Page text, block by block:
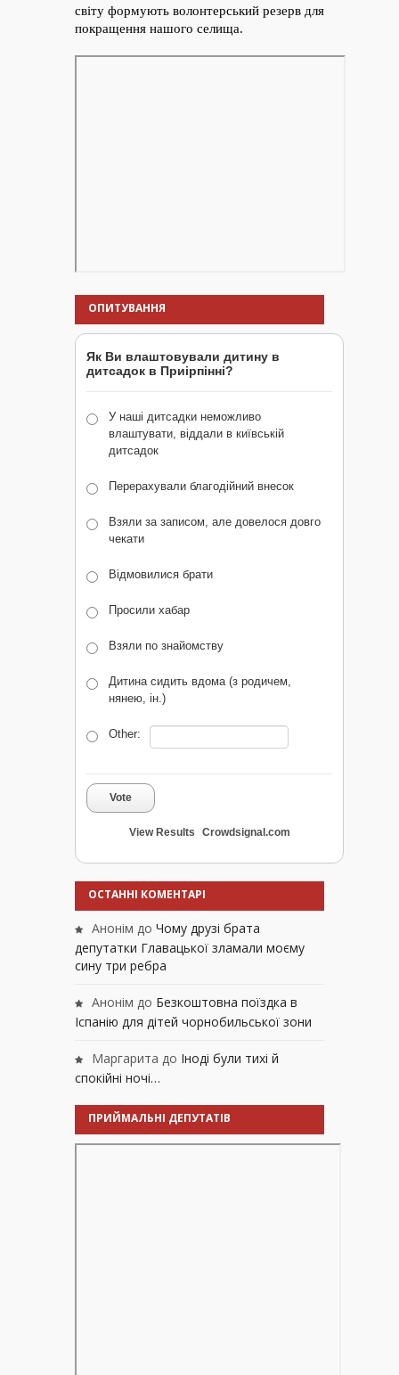
ОПИТУВАННЯ
Як Ви влаштовували дитину в
дитсадок в Приірпінні?
У наші дитсадки неможливо
влаштувати, віддали в київській
дитсадок
Перерахували благодійний внесок
Взяли за записом, але довелося довго
чекати
Відмовилися брати
Просили хабар
Взяли по знайомству
Дитина сидить вдома (з родичем,
нянею, ін.)
Other:
Vote
View Results Crowdsignal.com
ОСТАННІ КОМЕНТАРІ
Анонім до Чому друзі брата
депутатки Главацької зламали моєму
сину три ребра
Анонім до Безкоштовна поїздка в
Іспанію для дітей чорнобильської зони
Маргарита до Іноді були тихі й
спокійні ночі…
ПРИЙМАЛЬНІ ДЕПУТАТІВ